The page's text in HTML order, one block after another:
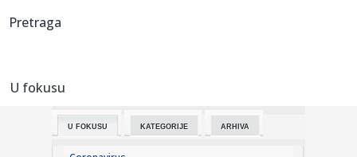
08:24:
08:24:
Brutalno udarila protivnicu, pa zapalila mreže objavom:
Pretraga
U fokusu
U FOKUSU KATEGORIJE ARHIVA